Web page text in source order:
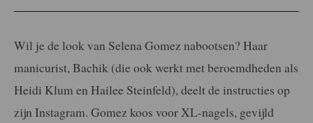
Wil je de look van Selena Gomez nabootsen? Haar
manicurist, Bachik (die ook werkt met beroemdheden als
Heidi Klum en Hailee Steinfeld), deelt de instructies op
zijn Instagram. Gomez koos voor XL-nagels, gevijld